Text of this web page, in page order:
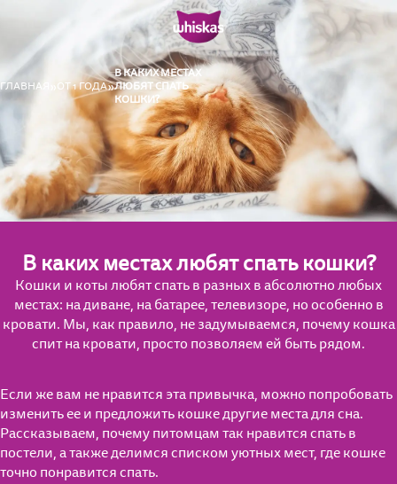
ГЛАВНАЯ ОТ 1 ГОДА
В КАКИХ МЕСТАХ
ЛЮБЯТ СПАТЬ
КОШКИ?
В каких местах любят спать кошки?
Кошки и коты любят спать в разных в абсолютно любых
местах: на диване, на батарее, телевизоре, но особенно в
кровати. Мы, как правило, не задумываемся, почему кошка
спит на кровати, просто позволяем ей быть рядом.
Если же вам не нравится эта привычка, можно попробовать
изменить ее и предложить кошке другие места для сна.
Рассказываем, почему питомцам так нравится спать в
постели, а также делимся списком уютных мест, где кошке
точно понравится спать.